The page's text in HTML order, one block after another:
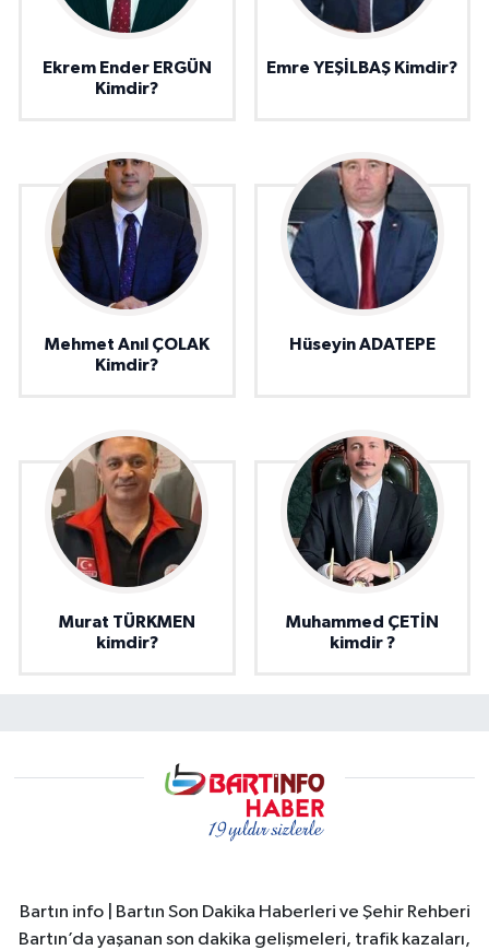
Ekrem Ender ERGÜN
Kimdir?
Emre YEŞİLBAŞ Kimdir?
Mehmet Anıl ÇOLAK
Kimdir?
Hüseyin ADATEPE
Murat TÜRKMEN
kimdir?
Muhammed ÇETİN
kimdir ?
Bartın info | Bartın Son Dakika Haberleri ve Şehir Rehberi
Bartın’da yaşanan son dakika gelişmeleri, trafik kazaları,